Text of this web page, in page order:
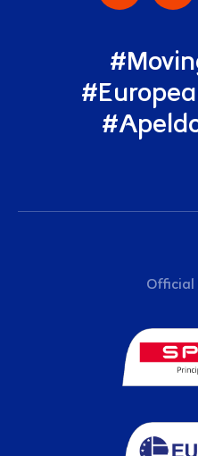
Official